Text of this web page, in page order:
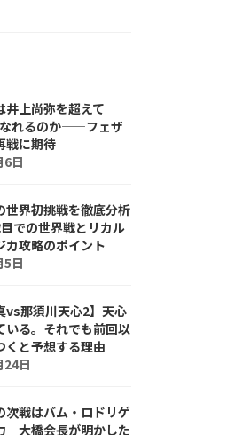
井上尚弥を超えて
れるのか――フェザ
戦に期待
6日
世界初挑戦を徹底分析
目での世界戦とリカル
カ攻略のポイント
5日
vs那須川天心2】天心
いる。それでも前回以
くと予想する理由
24日
次戦はバム・ロドリゲ
大橋会長が明かした